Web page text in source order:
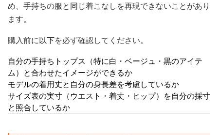
め、手持ちの服と同じ着こなしを再現できないことがあり
ます。
購入前に以下を必ず確認してください。
自分の手持ちトップス（特に白・ベージュ・黒のアイテ
ム）と合わせたイメージができるか
モデルの着用丈と自分の身長差を考慮しているか
サイズ表の実寸（ウエスト・着丈・ヒップ）を自分の採寸
と照合しているか